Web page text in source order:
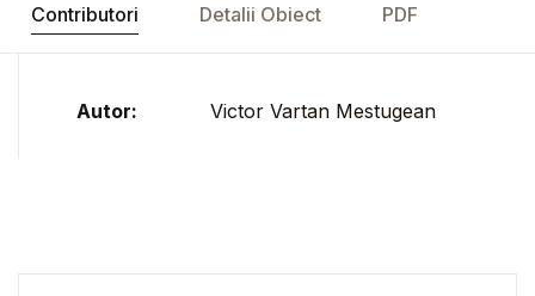
Contributori Detalii Obiect PDF
Autor: Victor Vartan Mestugean